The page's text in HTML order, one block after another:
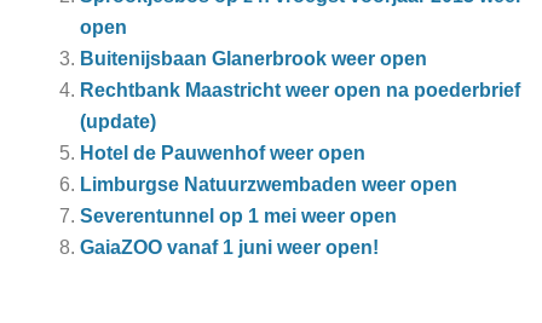
open
Buitenijsbaan Glanerbrook weer open
Rechtbank Maastricht weer open na poederbrief
(update)
Hotel de Pauwenhof weer open
Limburgse Natuurzwembaden weer open
Severentunnel op 1 mei weer open
GaiaZOO vanaf 1 juni weer open!